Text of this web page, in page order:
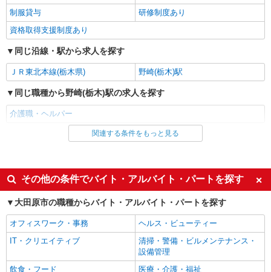
制服貸与
研修制度あり
資格取得支援制度あり
同じ沿線・駅から求人を探す
ＪＲ東北本線(栃木県) 野崎(栃木)駅
同じ職種から野崎(栃木)駅の求人を探す
介護職・ヘルパー
同じ雇用形態から野崎(栃木)駅の求人を探す
同じ特徴から野崎(栃木)駅の求人を探す
入社日応相談
未経験歓迎
経験者・有資格者歓迎
新卒・第二新卒歓迎
女性活躍中
主婦・主夫歓迎
学歴不問
ブランクOK
ミドル（40代～）活躍中
関連する条件をもっと見る
その他の条件でバイト・アルバイト・パートを探す
大田原市の職種からバイト・アルバイト・パートを探す
オフィスワーク・事務
ヘルス・ビューティー
IT・クリエイティブ
清掃・警備・ビルメンテナンス・
設備管理
飲食・フード
医療・介護・福祉